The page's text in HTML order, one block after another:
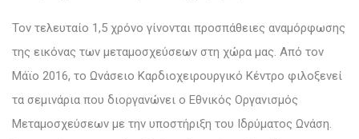
Τον τελευταίο 1,5 χρόνο γίνονται προσπάθειες αναμόρφωσης
της εικόνας των μεταμοσχεύσεων στη χώρα μας. Από τον
Μάϊο 2016, το Ωνάσειο Καρδιοχειρουργικό Κέντρο φιλοξενεί
τα σεμινάρια που διοργανώνει ο Εθνικός Οργανισμός
Μεταμοσχεύσεων με την υποστήριξη του Ιδρύματος Ωνάση.